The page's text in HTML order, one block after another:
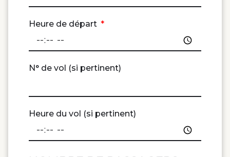
Heure de départ
N° de vol (si pertinent)
Heure du vol (si pertinent)